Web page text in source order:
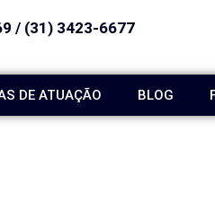
/ (31) 3423-6677
DE ATUAÇÃO BLOG